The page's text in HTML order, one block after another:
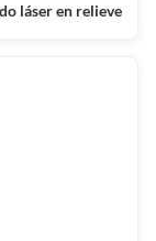
láser en relieve